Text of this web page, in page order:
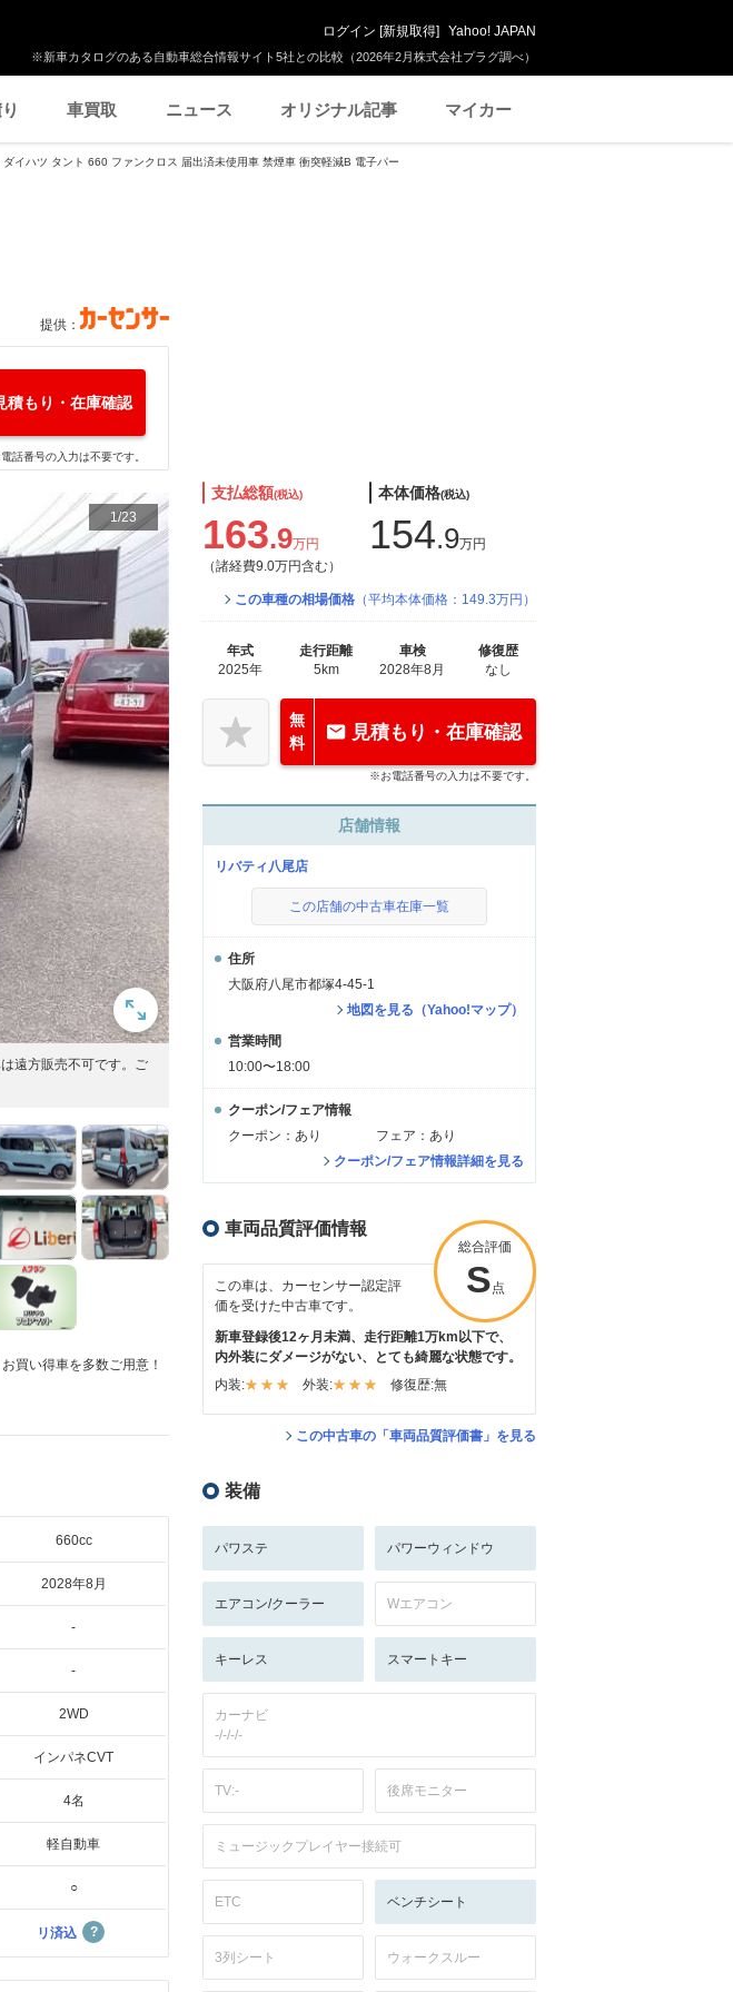
※新車カタログのある自動車総合情報サイト5社との比較（2026年2月株式会社プラグ調べ）
ログイン [新規取得] Yahoo! JAPAN
車買取 ニュース オリジナル記事 マイカー
ダイハツ タント 660 ファンクロス 届出済未使用車 禁煙車 衝突軽減B 電子パー
提供：
積もり・在庫確認
話番号の入力は不要です。
1/23
遠方販売不可です。ご
買い得車を多数ご用意！
660cc
2028年8月
-
-
2WD
インパネCVT
4名
軽自動車
○
リ済込
支払総額(税込)
163.9万円
（諸経費9.0万円含む）
本体価格(税込)
154.9万円
この車種の相場価格 （平均本体価格：149.3万円）
年式
2025年
走行距離
5km
車検
2028年8月
修復歴
なし
無
料
見積もり・在庫確認
※お電話番号の入力は不要です。
店舗情報
リバティ八尾店
この店舗の中古車在庫一覧
住所
大阪府八尾市都塚4-45-1
地図を見る（Yahoo!マップ）
営業時間
10:00〜18:00
クーポン/フェア情報
クーポン：あり
フェア：あり
クーポン/フェア情報詳細を見る
車両品質評価情報
総合評価
S点
この車は、カーセンサー認定評
価を受けた中古車です。
新車登録後12ヶ月未満、走行距離1万km以下で、
内外装にダメージがない、とても綺麗な状態です。
内装:
外装: 修復歴:無
この中古車の「車両品質評価書」を見る
装備
パワステ パワーウィンドウ
エアコン/クーラー Wエアコン
キーレス スマートキー
カーナビ
-/-/-/-
TV:- 後席モニター
ミュージックプレイヤー接続可
ETC ベンチシート
3列シート ウォークスルー